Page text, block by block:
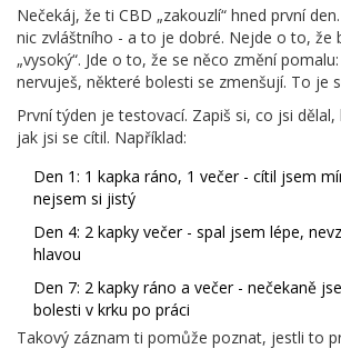
Nečekáj, že ti CBD „zakouzlí“ hned první
nic zvláštního - a to je dobré. Nejde o to, že
„vysoký“. Jde o to, že se něco změní
nervuješ, některé bolesti se zmenšují. To je
První týden je testovací. Zapiš si, co jsi dělal,
jak jsi se cítil. Například:
Den 1: 1 kapka ráno, 1 večer - cítil jsem
nejsem si jistý
Den 4: 2 kapky večer - spal jsem lépe,
hlavou
Den 7: 2 kapky ráno a večer - nečekaně
bolesti v krku po práci
Takový záznam ti pomůže poznat, jestli to